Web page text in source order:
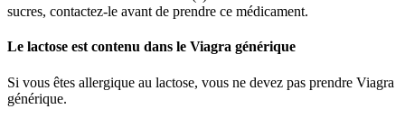
sucres, contactez-le avant de prendre ce médicament.
Le lactose est contenu dans le Viagra générique
Si vous êtes allergique au lactose, vous ne devez pas prendre Viagra
générique.